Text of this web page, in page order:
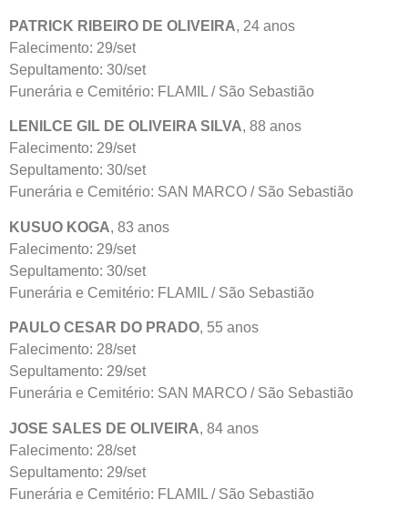
PATRICK RIBEIRO DE OLIVEIRA, 24 anos
Falecimento: 29/set
Sepultamento: 30/set
Funerária e Cemitério: FLAMIL / São Sebastião
LENILCE GIL DE OLIVEIRA SILVA, 88 anos
Falecimento: 29/set
Sepultamento: 30/set
Funerária e Cemitério: SAN MARCO / São Sebastião
KUSUO KOGA, 83 anos
Falecimento: 29/set
Sepultamento: 30/set
Funerária e Cemitério: FLAMIL / São Sebastião
PAULO CESAR DO PRADO, 55 anos
Falecimento: 28/set
Sepultamento: 29/set
Funerária e Cemitério: SAN MARCO / São Sebastião
JOSE SALES DE OLIVEIRA, 84 anos
Falecimento: 28/set
Sepultamento: 29/set
Funerária e Cemitério: FLAMIL / São Sebastião